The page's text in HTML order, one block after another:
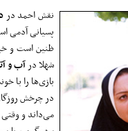
نقش احمد در
پسیانی آدمی
ظنین است و
شهلا در آب و
بازی‌ها را با
در چرخش
می‌داند و